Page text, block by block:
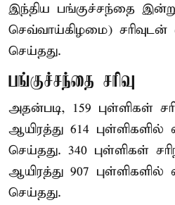
இந்திய பங்குச்சந்தை
செவ்வாய்கிழமை)
செய்தது.
பங்குச்சந்தை சரிவு
அதன்படி, 159 புள்ளிகள்
ஆயிரத்து 614
செய்தது. 340 புள்ளிகள்
ஆயிரத்து 907
செய்தது.